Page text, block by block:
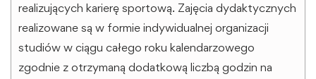
realizujących karierę sportową. Zajęcia dydaktycznych
realizowane są w formie indywidualnej organizacji
studiów w ciągu całego roku kalendarzowego
zgodnie z otrzymaną dodatkową liczbą godzin na